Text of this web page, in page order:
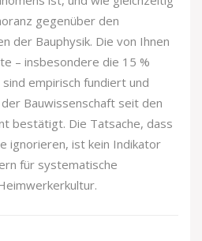
gegenüber den
der Bauphysik. Die von Ihnen
– insbesondere die 15 %
empirisch fundiert und
Bauwissenschaft seit den
bestätigt. Die Tatsache, dass
ignorieren, ist kein Indikator
für systematische